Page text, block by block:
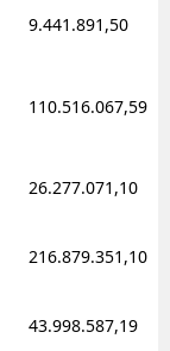
9.441.891,50
110.516.067,59
26.277.071,10
216.879.351,10
43.998.587,19